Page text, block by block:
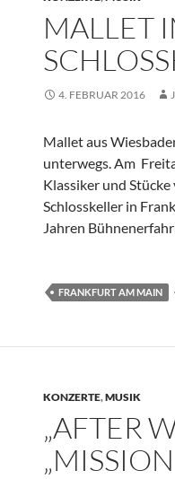
MALLET
4. FEBRUAR 2016
Mallet aus
unterwegs. Am
Klassiker und
Schlosskeller in
Jahren
FRANKFURT AM MAIN
KONZERTE,MUSIK
„AFTER